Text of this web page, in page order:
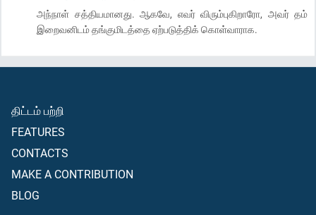
அந்நாள் சத்தியமானது. ஆகவே, எவர் விரும்புகிறாரோ, அவர் தம்
இறைவனிடம் தங்குமிடத்தை ஏற்படுத்திக் கொள்வாராக.
திட்டம் பற்றி
FEATURES
CONTACTS
MAKE A CONTRIBUTION
BLOG